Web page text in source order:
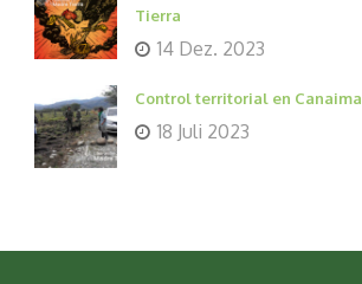
Tierra
14 Dez. 2023
Control territorial en Canaima
18 Juli 2023